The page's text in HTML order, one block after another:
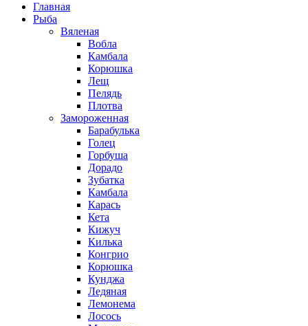
Главная
Рыба
Вяленая
Вобла
Камбала
Корюшка
Лещ
Пелядь
Плотва
Замороженная
Барабулька
Голец
Горбуша
Дорадо
Зубатка
Камбала
Карась
Кета
Кижуч
Килька
Конгрио
Корюшка
Кунджа
Ледяная
Лемонема
Лосось